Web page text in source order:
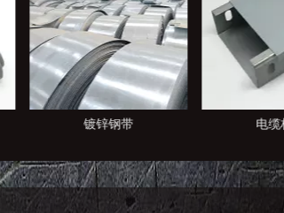
镀锌钢带 电缆桥架